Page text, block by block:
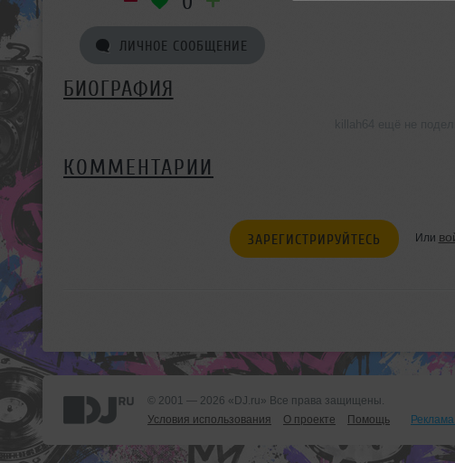
ЛИЧНОЕ СООБЩЕНИЕ
БИОГРАФИЯ
КОММЕНТАРИИ
ЗАРЕГИСТРИРУЙТЕСЬ Или
© 2001 — 2026 «DJ.ru» Все права защищены.
Условия использования
О проекте Помощь